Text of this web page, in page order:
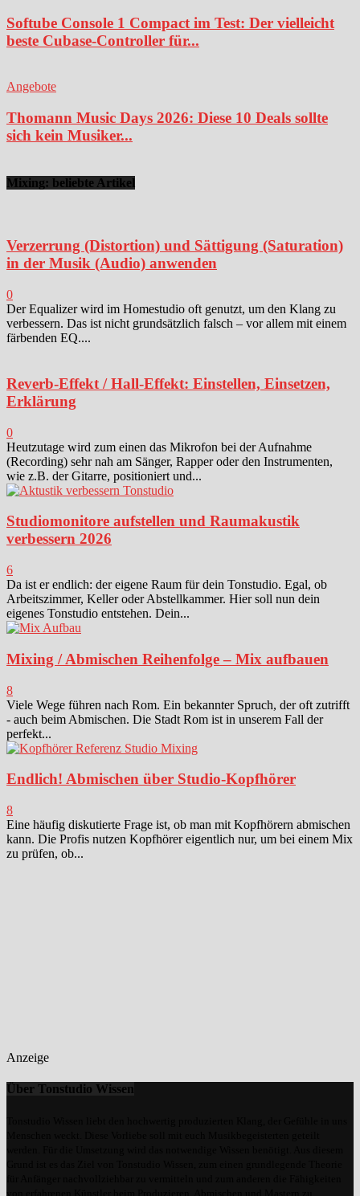
Softube Console 1 Compact im Test: Der vielleicht
beste Cubase-Controller für...
Angebote
Thomann Music Days 2026: Diese 10 Deals sollte
sich kein Musiker...
Mixing: beliebte Artikel
Verzerrung (Distortion) und Sättigung (Saturation)
in der Musik (Audio) anwenden
0
Der Equalizer wird im Homestudio oft genutzt, um den Klang zu
verbessern. Das ist nicht grundsätzlich falsch – vor allem mit einem
färbenden EQ....
Reverb-Effekt / Hall-Effekt: Einstellen, Einsetzen,
Erklärung
0
Heutzutage wird zum einen das Mikrofon bei der Aufnahme
(Recording) sehr nah am Sänger, Rapper oder den Instrumenten,
wie z.B. der Gitarre, positioniert und...
Studiomonitore aufstellen und Raumakustik
verbessern 2026
6
Da ist er endlich: der eigene Raum für dein Tonstudio. Egal, ob
Arbeitszimmer, Keller oder Abstellkammer. Hier soll nun dein
eigenes Tonstudio entstehen. Dein...
Mixing / Abmischen Reihenfolge – Mix aufbauen
8
Viele Wege führen nach Rom. Ein bekannter Spruch, der oft zutrifft
- auch beim Abmischen. Die Stadt Rom ist in unserem Fall der
perfekt...
Endlich! Abmischen über Studio-Kopfhörer
8
Eine häufig diskutierte Frage ist, ob man mit Kopfhörern abmischen
kann. Die Profis nutzen Kopfhörer eigentlich nur, um bei einem Mix
zu prüfen, ob...
Anzeige
Über Tonstudio Wissen